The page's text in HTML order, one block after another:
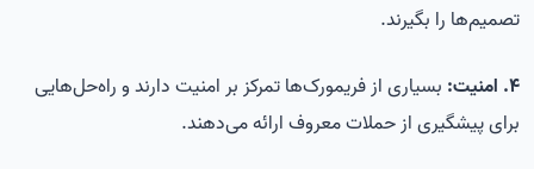
تصمیم‌ها را بگیرند.
4. امنیت:
بسیاری از فریمورک‌ها تمرکز بر امنیت دارند و راه‌حل‌هایی
برای پیشگیری از حملات معروف ارائه می‌دهند.